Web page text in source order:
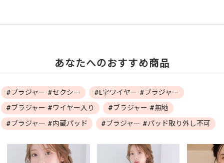
あなたへのおすすめ商品
#ブラジャー #セクシー
#L字ワイヤー #ブラジャー
#ブラジャー #ワイヤー入り
#ブラジャー #無地
#ブラジャー #内蔵パッド
#ブラジャー #パッド取り外し不可